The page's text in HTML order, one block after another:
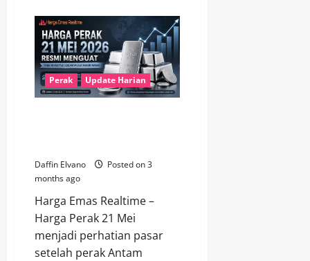
Perak
22
Mei
2026
Naik,
Investor
Mulai
Beralih
dari
Perak Update Harian
Daffin Elvano
Posted on 3
months ago
Harga Emas Realtime –
Harga Perak 21 Mei
menjadi perhatian pasar
setelah perak Antam